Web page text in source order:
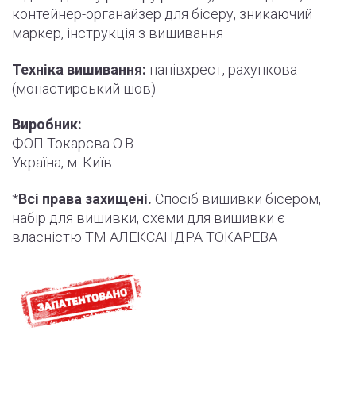
контейнер-органайзер для бісеру, зникаючий
маркер, інструкція з вишивання
Техніка вишивання: напівхрест, рахункова
(монастирський шов)
Виробник:
ФОП Токарєва О.В.
Україна, м. Київ
*Всі права захищені. Спосіб вишивки бісером,
набір для вишивки, схеми для вишивки є
власністю ТМ АЛЕКСАНДРА ТОКАРЕВА